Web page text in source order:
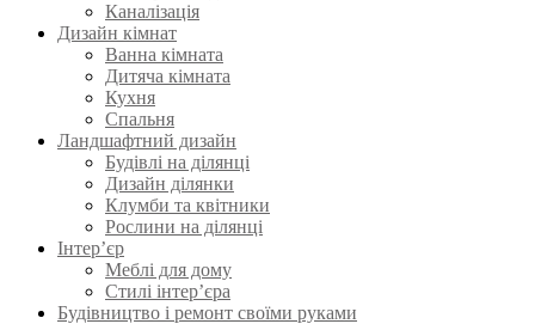
Каналізація
Дизайн кімнат
Ванна кімната
Дитяча кімната
Кухня
Спальня
Ландшафтний дизайн
Будівлі на ділянці
Дизайн ділянки
Клумби та квітники
Рослини на ділянці
Інтер’єр
Меблі для дому
Стилі інтер’єра
Будівництво і ремонт своїми руками